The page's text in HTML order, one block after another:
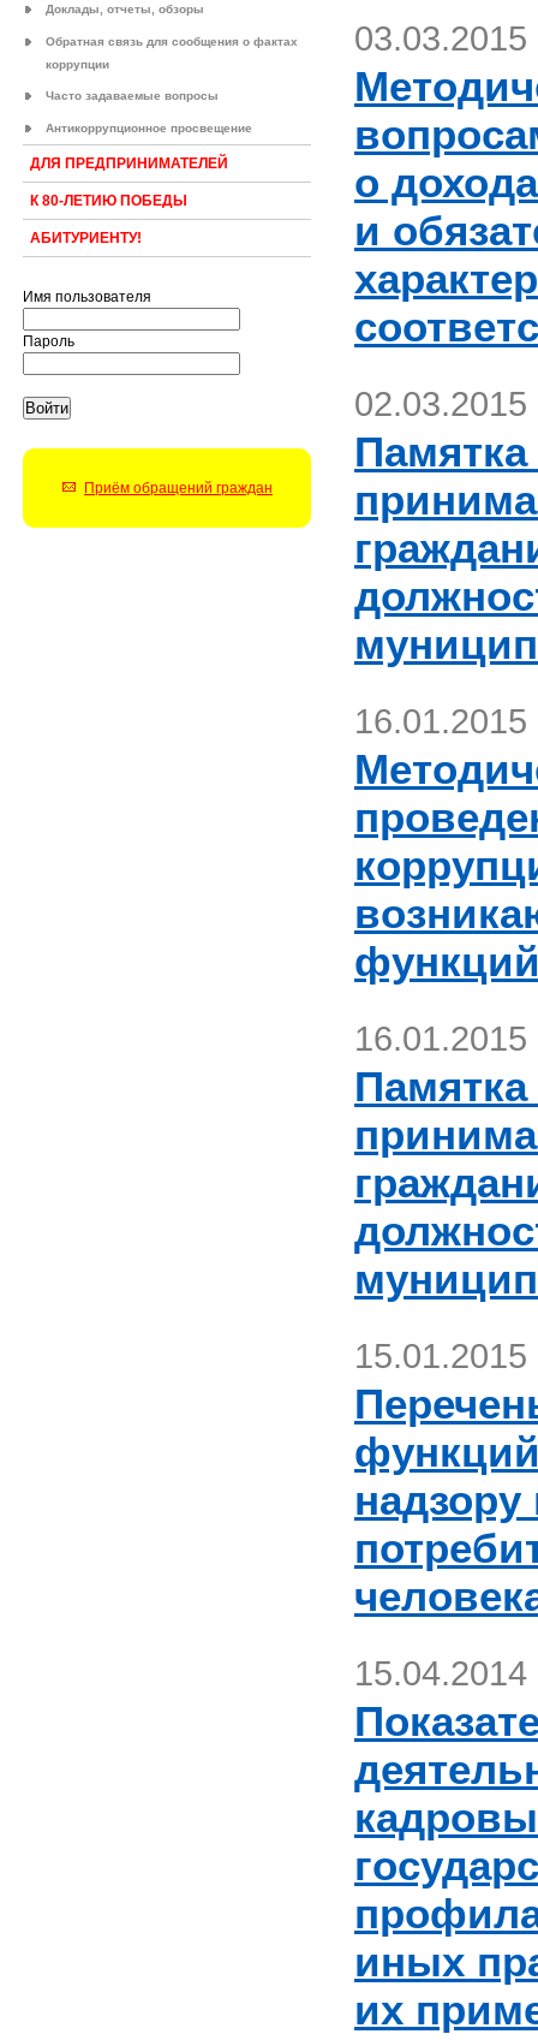
Доклады, отчеты, обзоры
Обратная связь для сообщения о фактах
коррупции
Часто задаваемые вопросы
Антикоррупционное просвещение
ДЛЯ ПРЕДПРИНИМАТЕЛЕЙ
К 80-ЛЕТИЮ ПОБЕДЫ
АБИТУРИЕНТУ!
Имя пользователя
Пароль
Приём обращений граждан
03.03.2015
о
и
02.03.2015
16.01.2015
16.01.2015
15.01.2015
15.04.2014
иных
их